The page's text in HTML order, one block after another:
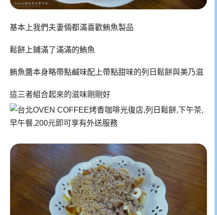
基本上我們夫妻倆都滿喜歡鮪魚製品
鬆餅上鋪滿了滿滿的鮪魚
鮪魚醬本身略帶點鹹味配上帶點甜味的列日鬆餅與美乃滋
這三者組合起來的滋味剛剛好